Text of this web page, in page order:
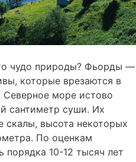
чудо природы? Фьорды —
которые врезаются в
Северное море истово
сантиметр суши. Их
скалы, высота некоторых
По оценкам
порядка 10-12 тысяч лет